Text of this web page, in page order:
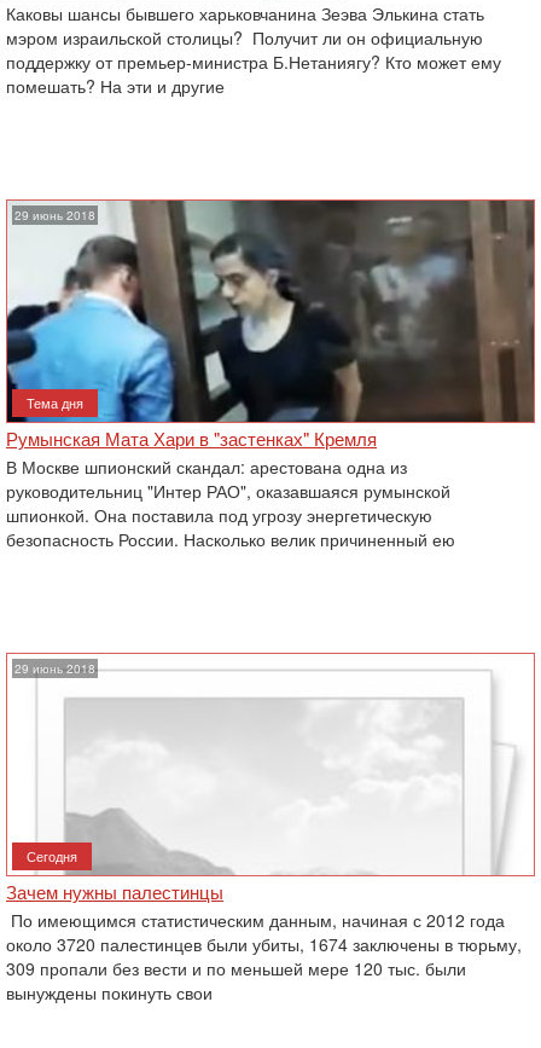
Каковы шансы бывшего харьковчанина Зеэва Элькина стать
мэром израильской столицы? Получит ли он официальную
поддержку от премьер-министра Б.Нетаниягу? Кто может ему
помешать? На эти и другие
29 июнь 2018
Тема дня
Румынская Мата Хари в "застенках" Кремля
В Москве шпионский скандал: арестована одна из
руководительниц "Интер РАО", оказавшаяся румынской
шпионкой. Она поставила под угрозу энергетическую
безопасность России. Насколько велик причиненный ею
29 июнь 2018
Сегодня
Зачем нужны палестинцы
По имеющимся статистическим данным, начиная с 2012 года
около 3720 палестинцев были убиты, 1674 заключены в тюрьму,
309 пропали без вести и по меньшей мере 120 тыс. были
вынуждены покинуть свои